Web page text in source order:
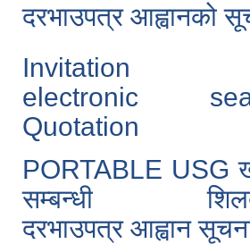
दरभाउपत्र आह्वानको
Invitation
electronic
Quotation
PORTABLE USG
सम्बन्धी
दरभाउपत्र आह्वान